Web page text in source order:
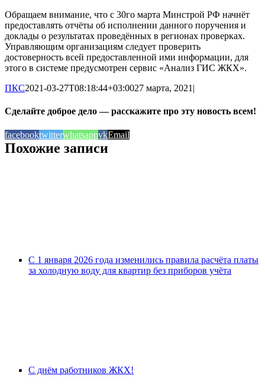
Обращаем внимание, что с 30го марта Минстрой РФ начнёт
предоставлять отчёты об исполнении данного поручения и
доклады о результатах проведённых в регионах проверках.
Управляющим организациям следует проверить
достоверность всей предоставленной ими информации, для
этого в системе предусмотрен сервис «Анализ ГИС ЖКХ».
ПКС2021-03-27T08:18:44+03:0027 марта, 2021 |
Сделайте доброе дело — расскажите про эту новость всем!
facebooktwitterwhatsappvkEmail
Похожие записи
С 1 января 2026 года изменились правила расчёта платы
за холодную воду для квартир без приборов учёта
С днём работников ЖКХ!